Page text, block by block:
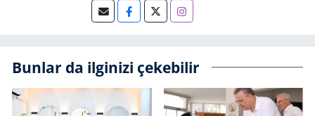
Bunlar da ilginizi çekebilir